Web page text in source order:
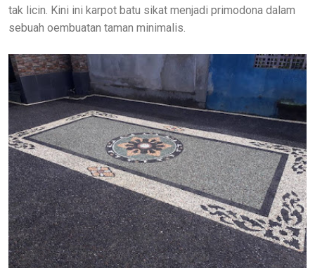
tak licin. Kini ini karpot batu sikat menjadi primodona dalam
sebuah oembuatan taman minimalis.